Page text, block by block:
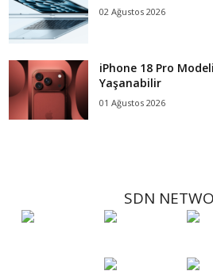
02 Ağustos 2026
iPhone 18 Pro
Yaşanabilir
01 Ağustos 2026
SDN